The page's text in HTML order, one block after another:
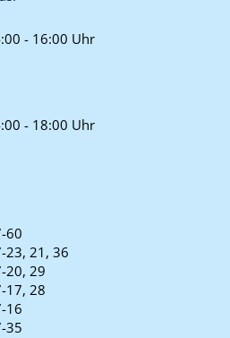
- 16:00 Uhr
- 18:00 Uhr
60
23, 21, 36
20, 29
17, 28
16
35